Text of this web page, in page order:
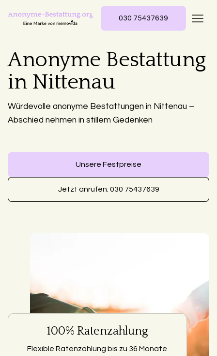
030 75437639
Anonyme Bestattung
in Nittenau
Würdevolle anonyme Bestattungen in Nittenau –
Abschied nehmen in stillem Gedenken
Unsere Festpreise
Jetzt anrufen: 030 75437639
100% Ratenzahlung
Flexible Ratenzahlung bis zu 36 Monate